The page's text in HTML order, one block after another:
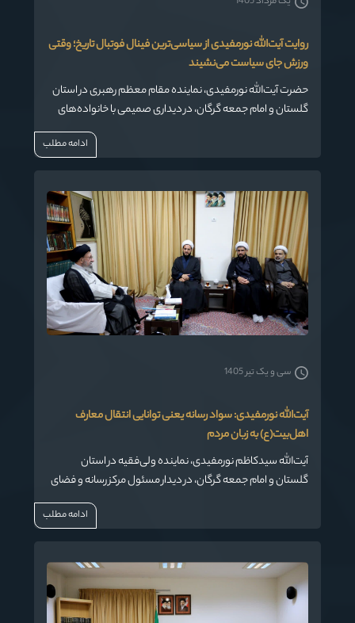
روایت آیت‌الله نورمفیدی از سیاسی‌ترین فینال فوتبال تاریخ؛ وقتی
ورزش جای سیاست می‌نشیند
حضرت آیت‌الله نورمفیدی، نماینده مقام معظم رهبری در استان
گلستان و امام جمعه گرگان، در دیداری صمیمی با خانواده‌های
معظم شهدای ورزشکار استان، از پشت‌پرده‌های جذاب فوتبال
جهانی گفت؛ روایتی که در آن، ایشان هم برای برد یک تیم دعاادامه مطلب
آیت‌الله نورمفیدی: سواد رسانه یعنی توانایی انتقال معارف
اهل‌بیت(ع) به زبان مردم
آیت‌الله سیدکاظم نورمفیدی، نماینده ولی‌فقیه در استان
گلستان و امام جمعه گرگان، در دیدار مسئول مرکز رسانه و فضای
مجازی حوزه‌های علمیه با ایشان ، بر لزوم دقت و ظرافت در
سی و یک تیر 1405
ادامه مطلب